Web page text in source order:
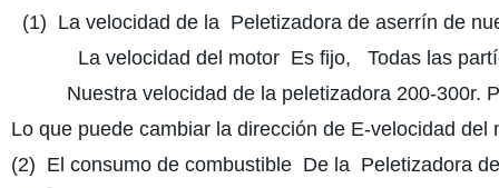
(1) La velocidad de la Peletizadora de aserrín de
La velocidad del motor Es fijo, Todas las
Nuestra velocidad de la peletizadora 200-300r.
Lo que puede cambiar la dirección de E-velocidad
(2) El consumo de combustible De la Peletizadora